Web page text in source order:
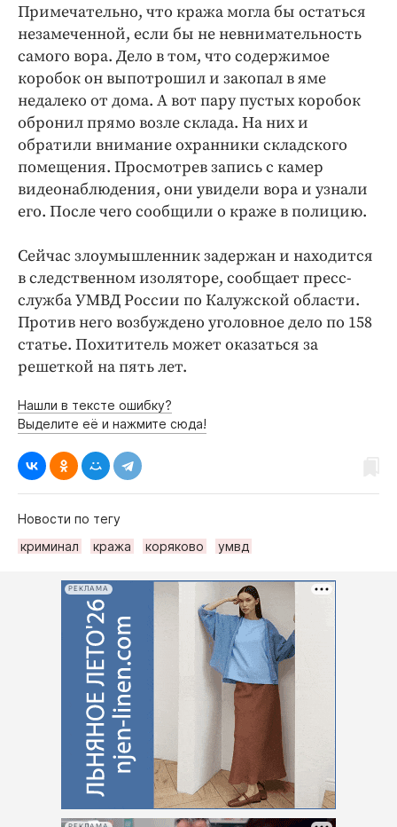
Примечательно, что кража могла бы остаться
незамеченной, если бы не невнимательность
самого вора. Дело в том, что содержимое
коробок он выпотрошил и закопал в яме
недалеко от дома. А вот пару пустых коробок
обронил прямо возле склада. На них и
обратили внимание охранники складского
помещения. Просмотрев запись с камер
видеонаблюдения, они увидели вора и узнали
его. После чего сообщили о краже в полицию.
Сейчас злоумышленник задержан и находится
в следственном изоляторе, сообщает пресс-
служба УМВД России по Калужской области.
Против него возбуждено уголовное дело по 158
статье. Похититель может оказаться за
решеткой на пять лет.
Нашли в тексте ошибку?
Выделите её и нажмите сюда!
Новости по тегу
криминал
кража коряково умвд
РЕКЛАМА